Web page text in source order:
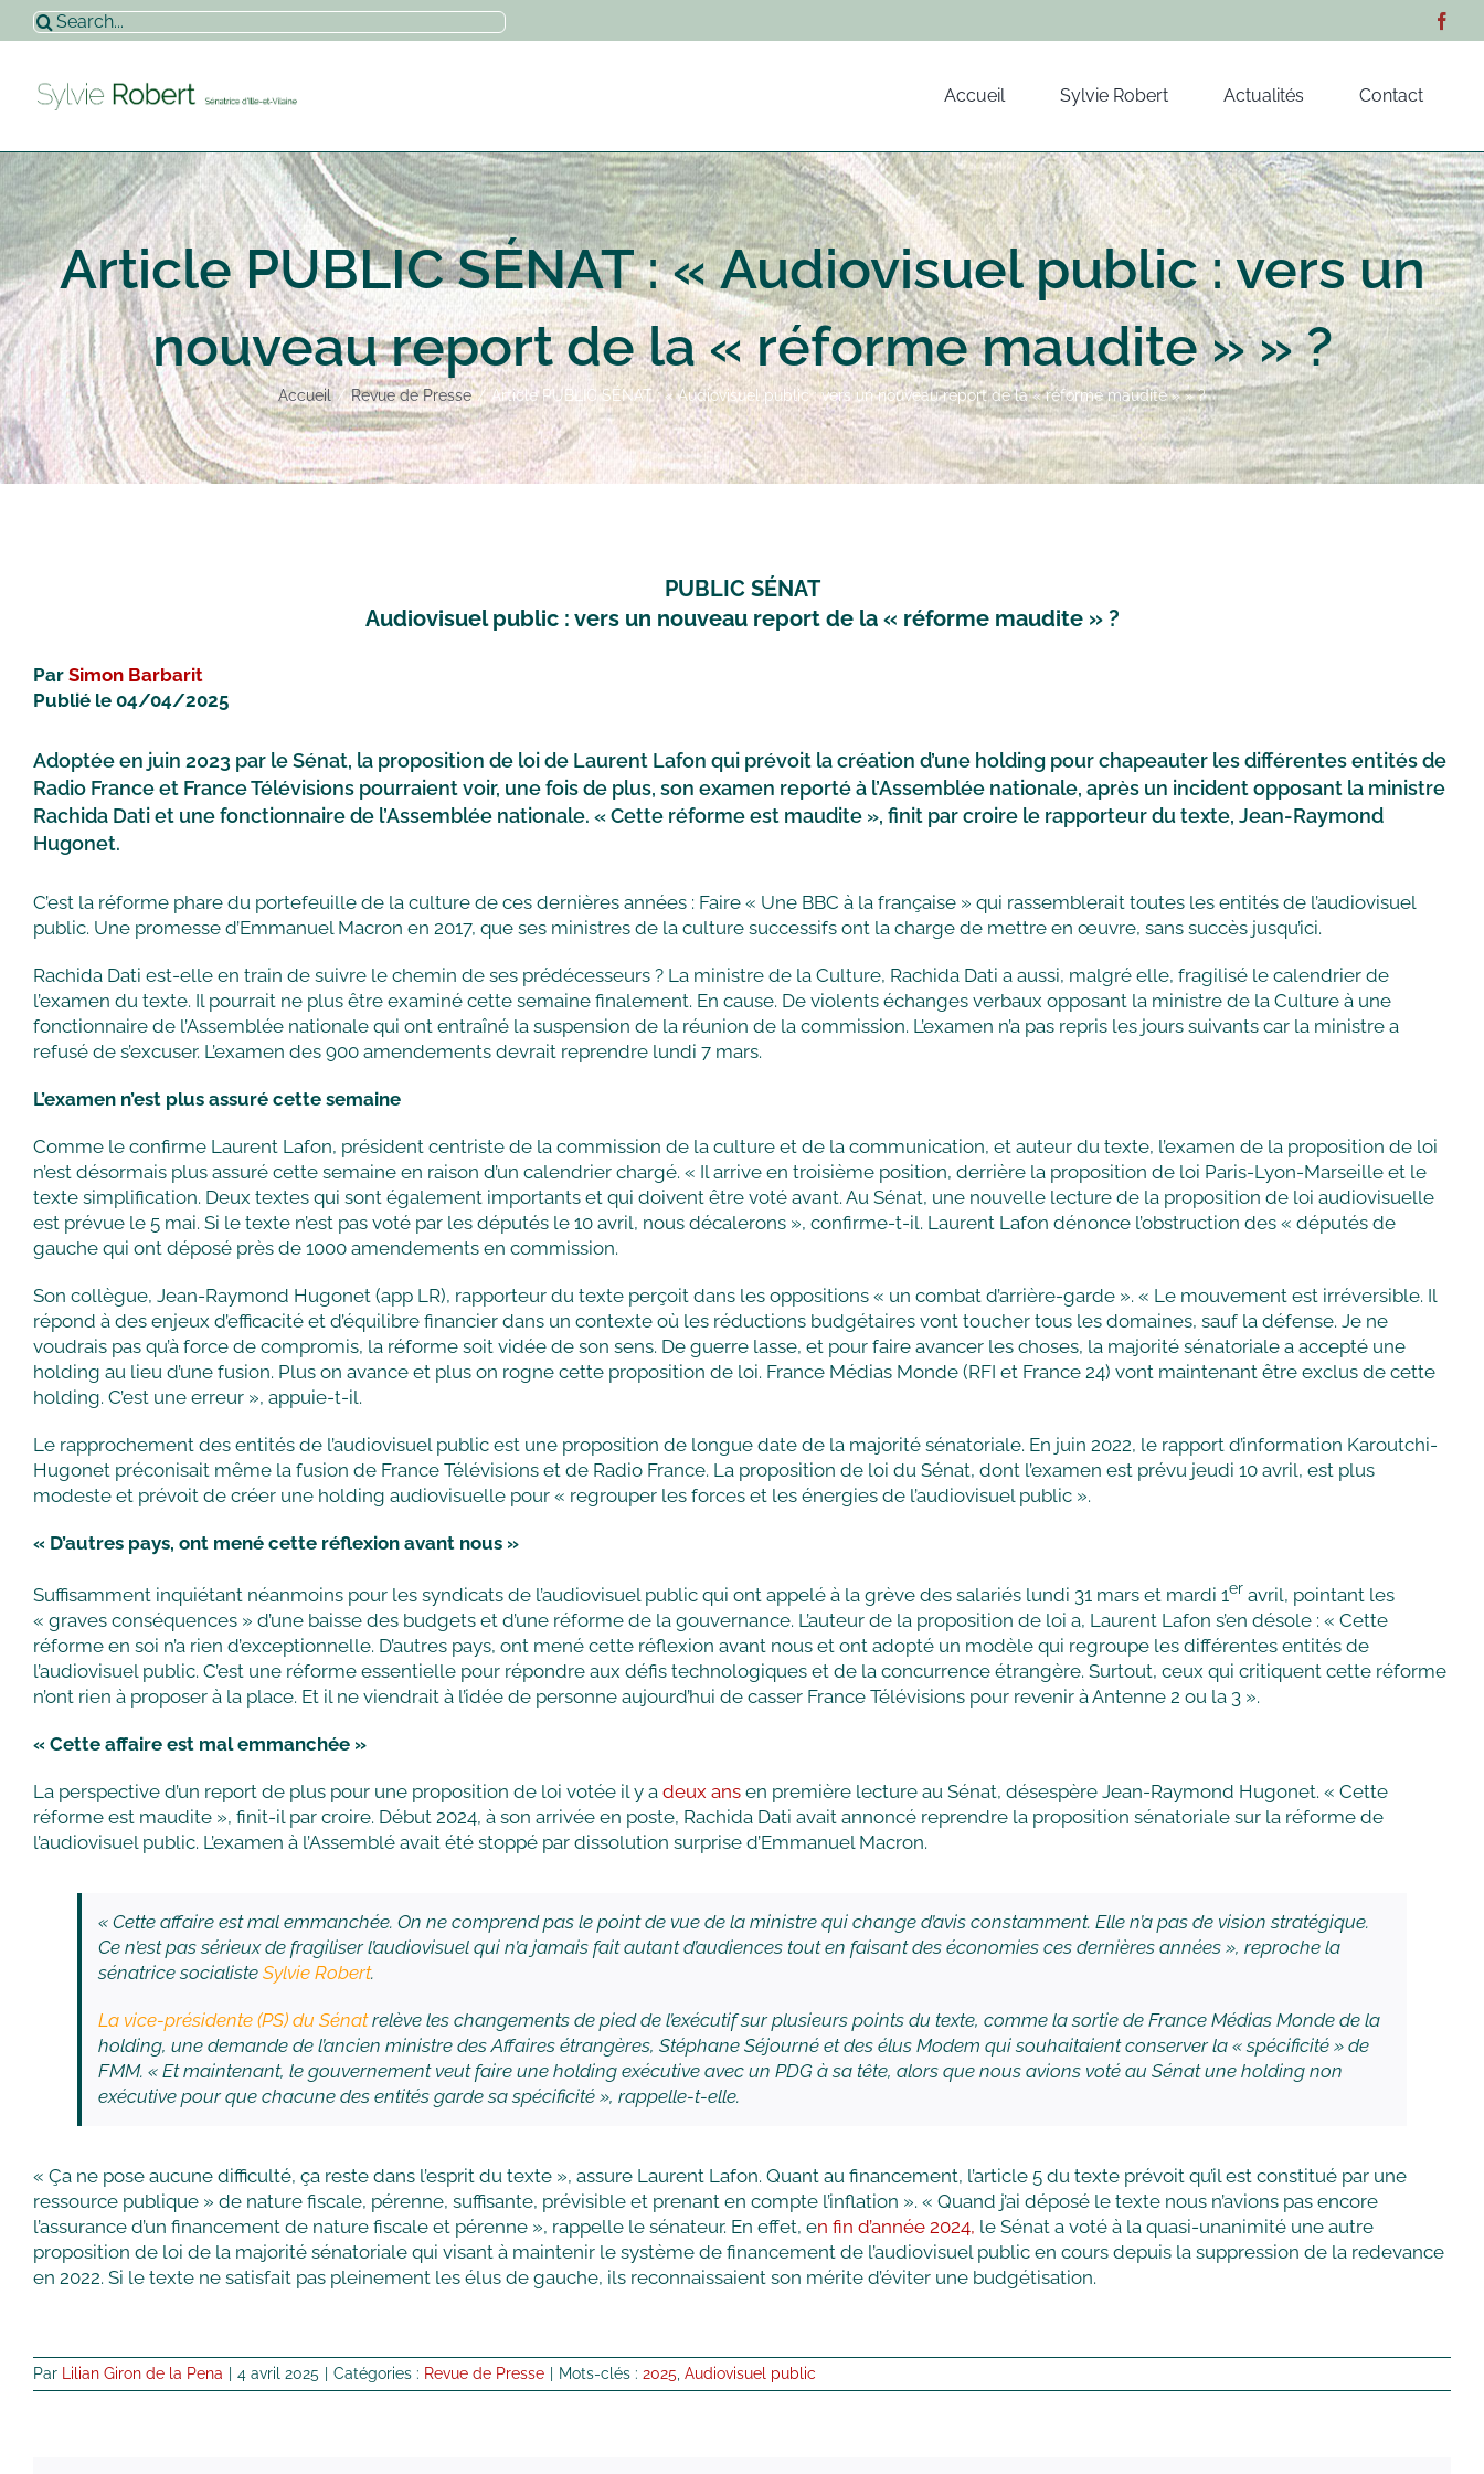
Passer
au
Rechercher:
Accueil Sylvie Robert Actualités Contact
Article PUBLIC SÉNAT : « Audiovisuel public : vers un
nouveau report de la « réforme maudite » » ?
Accueil Revue de Presse Article PUBLIC SÉNAT : « Audiovisuel public : vers un nouveau report de la « réforme maudite » » ?
PUBLIC SÉNAT
Audiovisuel public : vers un nouveau report de la « réforme maudite » ?
Par Simon Barbarit
Publié le 04/04/2025
Adoptée en juin 2023 par le Sénat, la proposition de loi de Laurent Lafon qui prévoit la création d’une holding pour chapeauter les différentes entités de
Radio France et France Télévisions pourraient voir, une fois de plus, son examen reporté à l’Assemblée nationale, après un incident opposant la ministre
Rachida Dati et une fonctionnaire de l’Assemblée nationale. « Cette réforme est maudite », finit par croire le rapporteur du texte, Jean-Raymond
Hugonet.
C’est la réforme phare du portefeuille de la culture de ces dernières années : Faire « Une BBC à la française » qui rassemblerait toutes les entités de l’audiovisuel
public. Une promesse d’Emmanuel Macron en 2017, que ses ministres de la culture successifs ont la charge de mettre en œuvre, sans succès jusqu’ici.
Rachida Dati est-elle en train de suivre le chemin de ses prédécesseurs ? La ministre de la Culture, Rachida Dati a aussi, malgré elle, fragilisé le calendrier de
l’examen du texte. Il pourrait ne plus être examiné cette semaine finalement. En cause. De violents échanges verbaux opposant la ministre de la Culture à une
fonctionnaire de l’Assemblée nationale qui ont entraîné la suspension de la réunion de la commission. L’examen n’a pas repris les jours suivants car la ministre a
refusé de s’excuser. L’examen des 900 amendements devrait reprendre lundi 7 mars.
L’examen n’est plus assuré cette semaine
Comme le confirme Laurent Lafon, président centriste de la commission de la culture et de la communication, et auteur du texte, l’examen de la proposition de loi
n’est désormais plus assuré cette semaine en raison d’un calendrier chargé. « Il arrive en troisième position, derrière la proposition de loi Paris-Lyon-Marseille et le
texte simplification. Deux textes qui sont également importants et qui doivent être voté avant. Au Sénat, une nouvelle lecture de la proposition de loi audiovisuelle
est prévue le 5 mai. Si le texte n’est pas voté par les députés le 10 avril, nous décalerons », confirme-t-il. Laurent Lafon dénonce l’obstruction des « députés de
gauche qui ont déposé près de 1000 amendements en commission.
Son collègue, Jean-Raymond Hugonet (app LR), rapporteur du texte perçoit dans les oppositions « un combat d’arrière-garde ». « Le mouvement est irréversible. Il
répond à des enjeux d’efficacité et d’équilibre financier dans un contexte où les réductions budgétaires vont toucher tous les domaines, sauf la défense. Je ne
voudrais pas qu’à force de compromis, la réforme soit vidée de son sens. De guerre lasse, et pour faire avancer les choses, la majorité sénatoriale a accepté une
holding au lieu d’une fusion. Plus on avance et plus on rogne cette proposition de loi. France Médias Monde (RFI et France 24) vont maintenant être exclus de cette
holding. C’est une erreur », appuie-t-il.
Le rapprochement des entités de l’audiovisuel public est une proposition de longue date de la majorité sénatoriale. En juin 2022, le rapport d’information Karoutchi-
Hugonet préconisait même la fusion de France Télévisions et de Radio France. La proposition de loi du Sénat, dont l’examen est prévu jeudi 10 avril, est plus
modeste et prévoit de créer une holding audiovisuelle pour « regrouper les forces et les énergies de l’audiovisuel public ».
« D’autres pays, ont mené cette réflexion avant nous »
Suffisamment inquiétant néanmoins pour les syndicats de l’audiovisuel public qui ont appelé à la grève des salariés lundi 31 mars et mardi 1er avril, pointant les
« graves conséquences » d’une baisse des budgets et d’une réforme de la gouvernance. L’auteur de la proposition de loi a, Laurent Lafon s’en désole : « Cette
réforme en soi n’a rien d’exceptionnelle. D’autres pays, ont mené cette réflexion avant nous et ont adopté un modèle qui regroupe les différentes entités de
l’audiovisuel public. C’est une réforme essentielle pour répondre aux défis technologiques et de la concurrence étrangère. Surtout, ceux qui critiquent cette réforme
n’ont rien à proposer à la place. Et il ne viendrait à l’idée de personne aujourd’hui de casser France Télévisions pour revenir à Antenne 2 ou la 3 ».
« Cette affaire est mal emmanchée »
La perspective d’un report de plus pour une proposition de loi votée il y a deux ansen première lecture au Sénat, désespère Jean-Raymond Hugonet. « Cette
réforme est maudite », finit-il par croire. Début 2024, à son arrivée en poste, Rachida Dati avait annoncé reprendre la proposition sénatoriale sur la réforme de
l’audiovisuel public. L’examen à l’Assemblé avait été stoppé par dissolution surprise d’Emmanuel Macron.
« Cette affaire est mal emmanchée. On ne comprend pas le point de vue de la ministre qui change d’avis constamment. Elle n’a pas de vision stratégique.
Ce n’est pas sérieux de fragiliser l’audiovisuel qui n’a jamais fait autant d’audiences tout en faisant des économies ces dernières années », reproche la
sénatrice socialiste Sylvie Robert.
La vice-présidente (PS) du Sénatrelève les changements de pied de l’exécutif sur plusieurs points du texte, comme la sortie de France Médias Monde de la
holding, une demande de l’ancien ministre des Affaires étrangères, Stéphane Séjourné et des élus Modem qui souhaitaient conserver la « spécificité » de
FMM. « Et maintenant, le gouvernement veut faire une holding exécutive avec un PDG à sa tête, alors que nous avions voté au Sénat une holding non
exécutive pour que chacune des entités garde sa spécificité », rappelle-t-elle.
« Ça ne pose aucune difficulté, ça reste dans l’esprit du texte », assure Laurent Lafon. Quant au financement, l’article 5 du texte prévoit qu’il est constitué par une
ressource publique » de nature fiscale, pérenne, suffisante, prévisible et prenant en compte l’inflation ». « Quand j’ai déposé le texte nous n’avions pas encore
l’assurance d’un financement de nature fiscale et pérenne », rappelle le sénateur. En effet, en fin d’année 2024, le Sénat a voté à la quasi-unanimité une autre
proposition de loi de la majorité sénatoriale qui visant à maintenir le système de financement de l’audiovisuel public en cours depuis la suppression de la redevance
en 2022. Si le texte ne satisfait pas pleinement les élus de gauche, ils reconnaissaient son mérite d’éviter une budgétisation.
Par Lilian Giron de la Pena 4 avril 2025 Catégories : Revue de Presse Mots-clés : 2025 Audiovisuel public